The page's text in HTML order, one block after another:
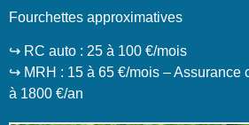
Fourchettes approximatives
↪️ RC auto : 25 à 100 €/mois
↪️ MRH : 15 à 65 €/mois – Assurance
à 1800 €/an